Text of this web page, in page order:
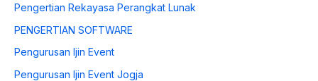
Pengertian Rekayasa Perangkat Lunak
PENGERTIAN SOFTWARE
Pengurusan Ijin Event
Pengurusan Ijin Event Jogja